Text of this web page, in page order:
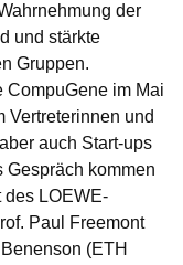
der
und stärkte
Gruppen.
CompuGene im Mai
Vertreterinnen und
auch Start-ups
kommen
des LOEWE-
Paul Freemont
(ETH